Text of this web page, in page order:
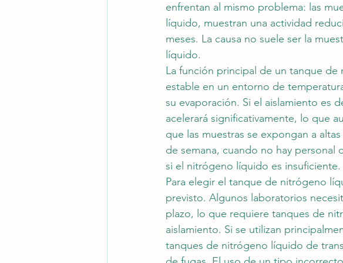
enfrentan al mismo problema: las
líquido, muestran una actividad
meses. La causa no suele ser la
líquido.
La función principal de un tanque
estable en un entorno de
su evaporación. Si el aislamiento es
acelerará significativamente, lo que
que las muestras se expongan a
de semana, cuando no hay personal
si el nitrógeno líquido es insuficiente.
Para elegir el tanque de nitrógeno
previsto. Algunos laboratorios
plazo, lo que requiere tanques de
aislamiento. Si se utilizan
tanques de nitrógeno líquido de